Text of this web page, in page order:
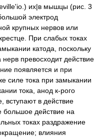
их|в мышцы (рис. 3
электрод
крупных нервов или
При слабых токах
катода, поскольку
превосходит действие
появляется и при
силе тока при замыкании
тока, анод к-рого
вступают в действие
большое действие на
токах раздражение
влияния